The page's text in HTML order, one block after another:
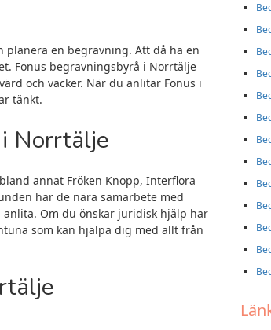
en begravning. Att då ha en
Fonus begravningsbyrå i Norrtälje
och vacker. När du anlitar Fonus i
tänkt.
Norrtälje
annat Fröken Knopp, Interflora
har de nära samarbete med
anlita. Om du önskar juridisk hjälp har
som kan hjälpa dig med allt från